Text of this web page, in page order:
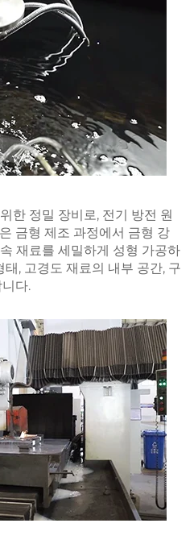
한 정밀 장비로, 전기 방전 원
금형 제조 과정에서 금형 강
재료를 세밀하게 성형 가공하
, 고경도 재료의 내부 공간, 구
다.